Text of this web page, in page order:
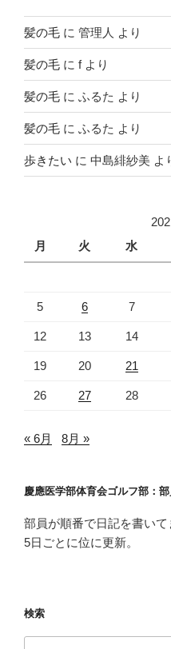
髪の毛 に 管理人 より
髪の毛 に fより
髪の毛 に ふるた より
髪の毛 に ふるた より
歩きたい に 中島緋紗美 よ
月
火 水
5 6 7
12 13 14
19 20 21
26 27 28
« 6月 8月 »
慶應医学部体育会ゴルフ部：
部員が順番で日記を書いて
5日ごとに位に更新。
検索